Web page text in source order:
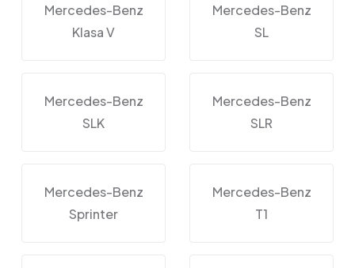
Mercedes-Benz
Klasa V
Mercedes-Benz
SL
Mercedes-Benz
SLK
Mercedes-Benz
SLR
Mercedes-Benz
Sprinter
Mercedes-Benz
T1